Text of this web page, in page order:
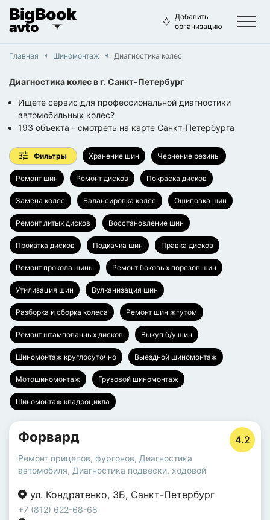
BigBook
avto
Добавить
организацию
Главная Шиномонтаж Диагностика колес
Диагностика колесв г. Санкт-Петербург
Ищете сервис для профессиональной диагностики
автомобильных колес?
193 объекта - смотреть на карте Санкт-Петербурга
Фильтры Хранение шин Чернение резины
Ремонт шин Ремонт дисков Покраска дисков
Замена колес Балансировка колес Ошиповка шин
Ремонт литых дисков Восстановление шин
Прокатка дисков Подкачка шин Правка дисков
Ремонт прокола шины Ремонт боковых порезов шин
Утилизация шин Вулканизация шин
Разборка и сборка колеса Ремонт шин жгутом
Ремонт штампованных дисков Выкуп б/у шин
Шиномонтаж круглосуточно Выездной шиномонтаж
Мотошиномонтаж Грузовой шиномонтаж
Шиномонтаж квадроцикла
Форвард 4.2
Ремонт прицепов, фургонов, Диагностика
автомобиля, Диагностика подвески, ходовой
ул. Кондратенко, 3Б, Санкт-Петербург
+7 (812) 622-68-68